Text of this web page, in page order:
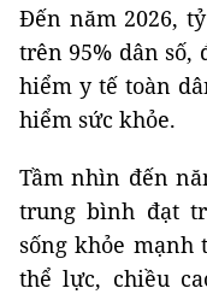
Đến năm 2026,
trên 95% dân số,
hiểm y tế toàn
hiểm sức khỏe.
Tầm nhìn đến
trung bình đạt
sống khỏe mạnh
thể lực, chiều